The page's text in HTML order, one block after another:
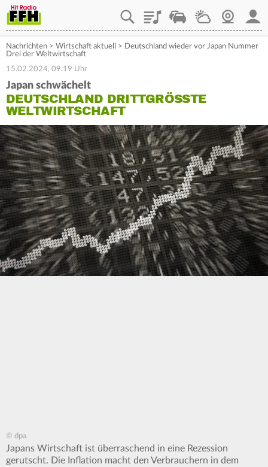
PlaylistStaupilotWetterWebcam
Nachrichten > Wirtschaft aktuell > Deutschland wieder vor Japan Nummer
Drei der Weltwirtschaft
15.02.2024, 09:19 Uhr
Japan schwächelt
DEUTSCHLAND DRITTGRÖSSTE W
ELTWIRTSCHAFT
© dpa
Japans Wirtschaft ist überraschend in eine Rezession
gerutscht. Die Inflation macht den Verbrauchern in dem